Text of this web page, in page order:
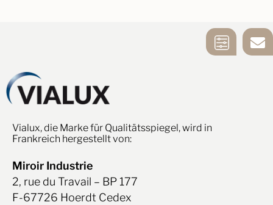
KONTAKTIERE
UNS
Vialux, die Marke für Qualitätsspiegel, wird in
Frankreich hergestellt von:
Miroir Industrie
2, rue du Travail – BP 177
F-67726 Hoerdt Cedex